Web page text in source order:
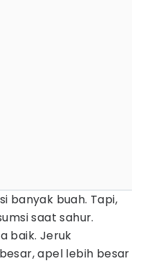
banyak buah. Tapi,
saat sahur.
baik. Jeruk
apel lebih besar